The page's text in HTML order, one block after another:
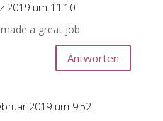
2019 um 11:10
a great job
Antworten
2019 um 9:52